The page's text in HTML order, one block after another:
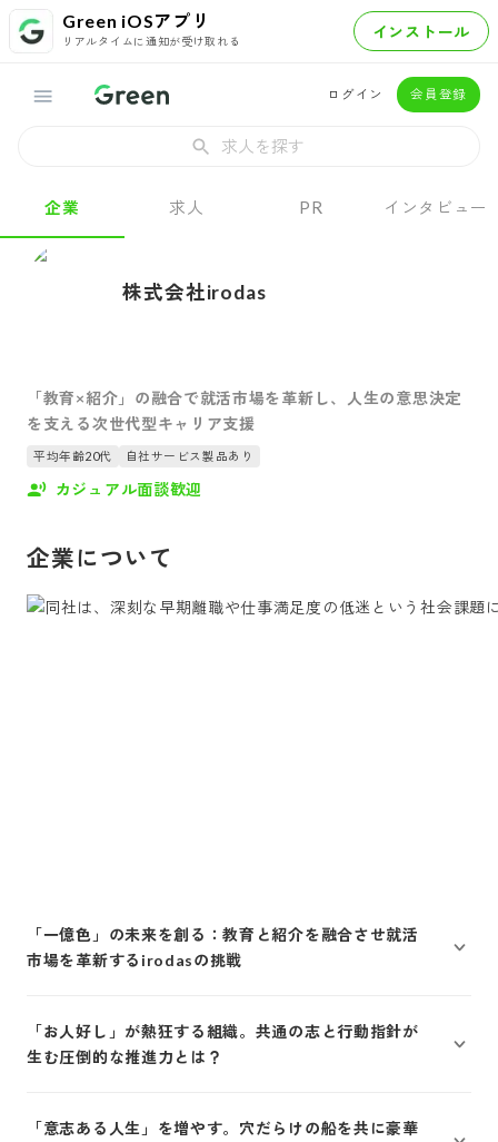
Green iOSアプリ
リアルタイムに通知が受け取れる インストール
ログイン 会員登録
求人を探す
企業 求人 PR インタビュー
株式会社irodas
「教育×紹介」の融合で就活市場を革新し、人生の意思決定
を支える次世代型キャリア支援
平均年齢20代 自社サービス製品あり
カジュアル面談歓迎
企業について
「一億色」の未来を創る：教育と紹介を融合させ就活
市場を革新するirodasの挑戦
「お人好し」が熱狂する組織。共通の志と行動指針が
生む圧倒的な推進力とは？
「意志ある人生」を増やす。穴だらけの船を共に豪華